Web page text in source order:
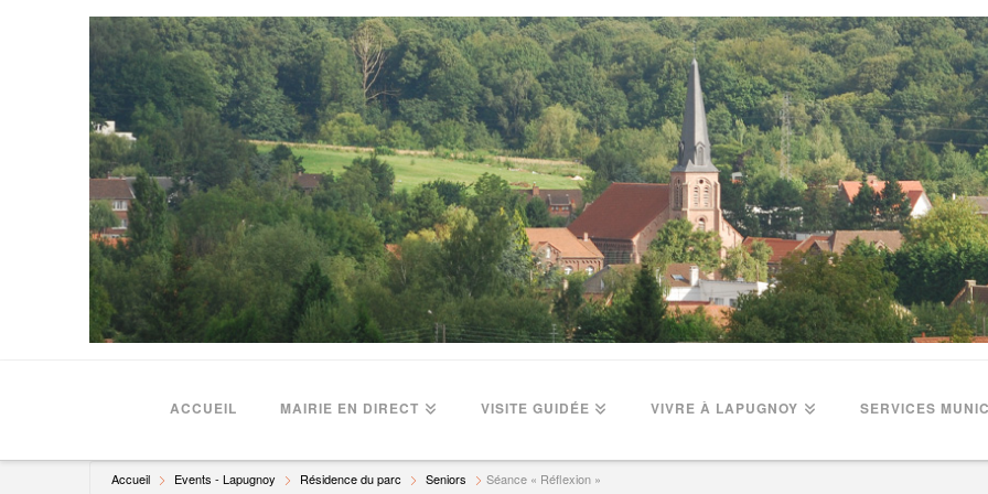
ACCUEIL MAIRIE EN DIRECT VISITE GUIDÉE VIVRE À LAPUGNOY SERVICES
Accueil Events - Lapugnoy Résidence du parc Seniors Séance « Réflexion »